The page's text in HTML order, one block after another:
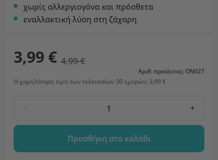
χωρίς αλλεργιογόνα και πρόσθετα
εναλλακτική λύση στη ζάχαρη
3,99 € 4,99 €
Αριθ. προϊόντος: ON027
Η χαμηλότερη τιμή των τελευταίων 30 ημερών: 3,99 €
- +
Προσθήκη στο καλάθι